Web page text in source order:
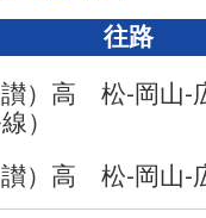
往路
讃）高 松-岡山-
）
讃）高 松-岡山-